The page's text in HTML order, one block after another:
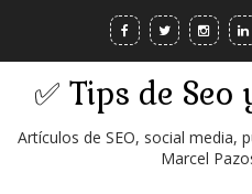
✅ Tips de
Artículos de SEO, social media,
Marcel